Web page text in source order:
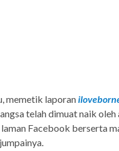
memetik laporan
telah dimuat naik
Facebook berserta